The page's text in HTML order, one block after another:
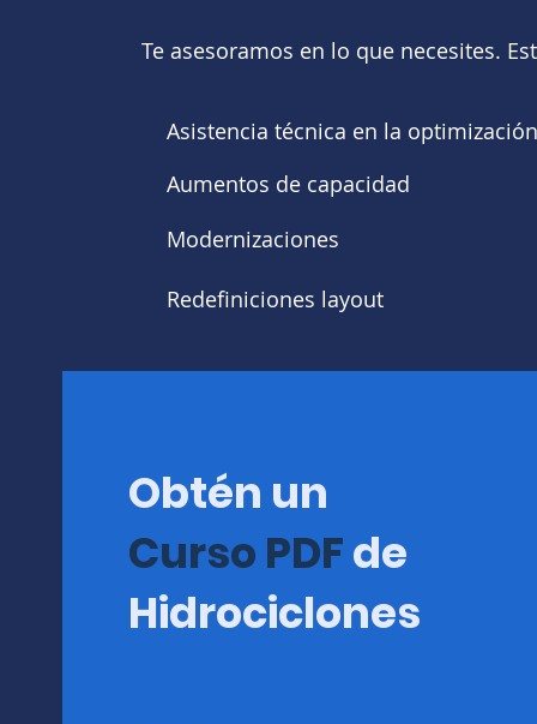
Te asesoramos en lo que necesites.
Asistencia técnica en la
Aumentos de capacidad
Modernizaciones
Redefiniciones layout
Obtén un
Curso PDFde
Hidrociclones